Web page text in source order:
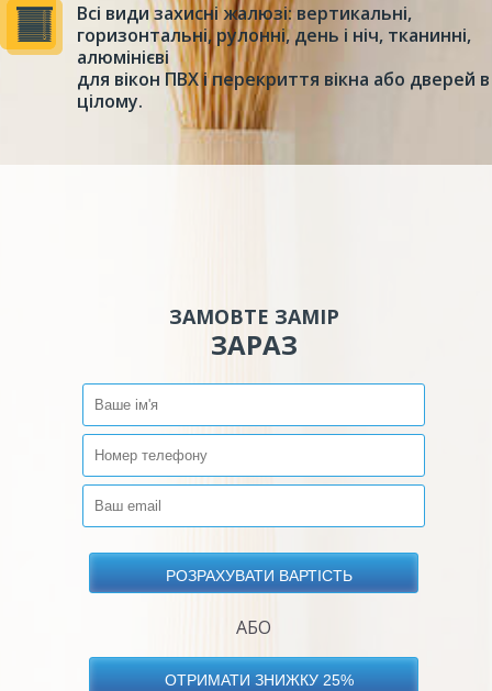
Всі види захисні жалюзі: вертикальні,
горизонтальні, рулонні, день і ніч, тканинні,
алюмінієві
для вікон ПВХ і перекриття вікна або дверей в
цілому.
ЗАМОВТЕ ЗАМІР
ЗАРАЗ
АБО